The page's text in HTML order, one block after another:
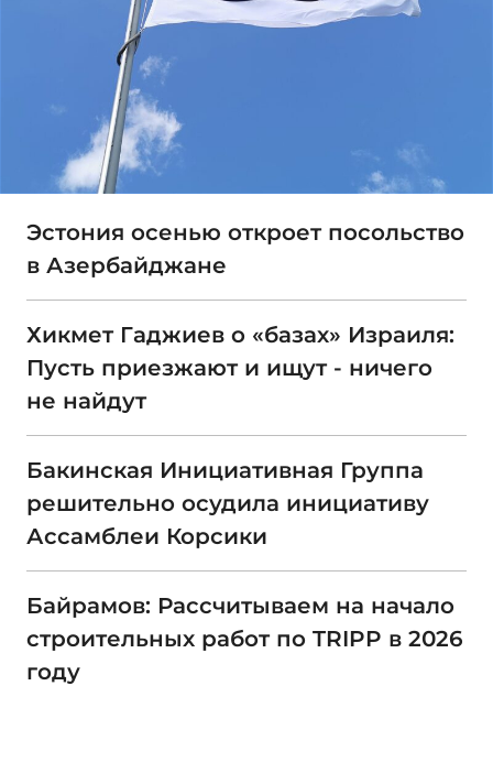
Эстония осенью откроет посольство
в Азербайджане
Хикмет Гаджиев о «базах» Израиля:
Пусть приезжают и ищут - ничего
не найдут
Бакинская Инициативная Группа
решительно осудила инициативу
Ассамблеи Корсики
Байрамов: Рассчитываем на начало
строительных работ по TRIPP в 2026
году